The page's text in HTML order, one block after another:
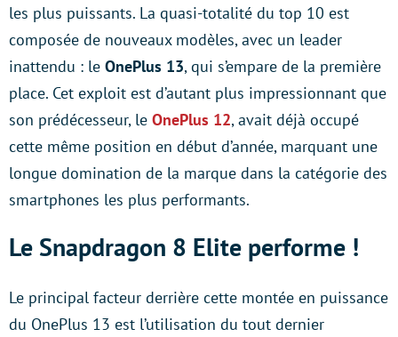
les plus puissants. La quasi-totalité du top 10 est
composée de nouveaux modèles, avec un leader
inattendu : le OnePlus 13, qui s’empare de la première
place. Cet exploit est d’autant plus impressionnant que
son prédécesseur, le OnePlus 12, avait déjà occupé
cette même position en début d’année, marquant une
longue domination de la marque dans la catégorie des
smartphones les plus performants.
Le Snapdragon 8 Elite performe !
Le principal facteur derrière cette montée en puissance
du OnePlus 13 est l’utilisation du tout dernier